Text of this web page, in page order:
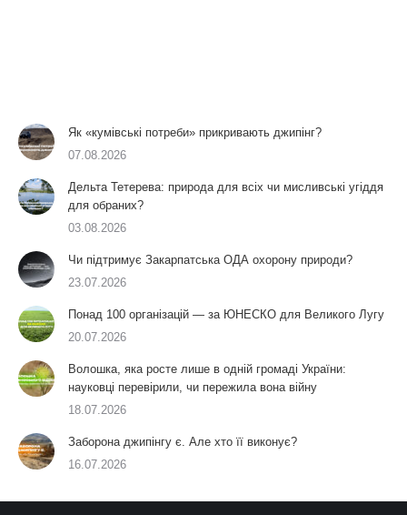
Як «кумівські потреби» прикривають джипінг?
07.08.2026
Дельта Тетерева: природа для всіх чи мисливські угіддя
для обраних?
03.08.2026
Чи підтримує Закарпатська ОДА охорону природи?
23.07.2026
Понад 100 організацій — за ЮНЕСКО для Великого Лугу
20.07.2026
Волошка, яка росте лише в одній громаді України:
науковці перевірили, чи пережила вона війну
18.07.2026
Заборона джипінгу є. Але хто її виконує?
16.07.2026